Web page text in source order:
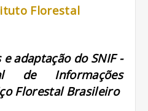
Florestal
adaptação do SNIF -
de Informações
Florestal Brasileiro